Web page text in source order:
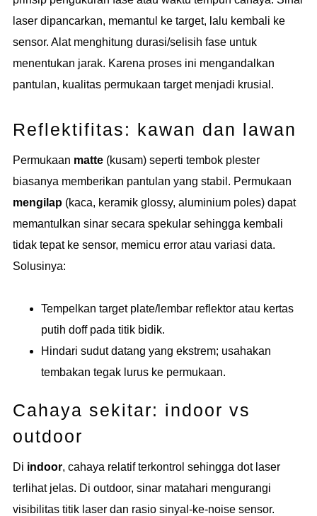
laser dipancarkan, memantul ke target, lalu kembali ke
sensor. Alat menghitung durasi/selisih fase untuk
menentukan jarak. Karena proses ini mengandalkan
pantulan, kualitas permukaan target menjadi krusial.
Reflektifitas: kawan dan lawan
Permukaan matte (kusam) seperti tembok plester
biasanya memberikan pantulan yang stabil. Permukaan
mengilap (kaca, keramik glossy, aluminium poles) dapat
memantulkan sinar secara spekular sehingga kembali
tidak tepat ke sensor, memicu error atau variasi data.
Solusinya:
Tempelkan target plate/lembar reflektor atau kertas
putih doff pada titik bidik.
Hindari sudut datang yang ekstrem; usahakan
tembakan tegak lurus ke permukaan.
Cahaya sekitar: indoor vs
outdoor
Di indoor, cahaya relatif terkontrol sehingga dot laser
terlihat jelas. Di outdoor, sinar matahari mengurangi
visibilitas titik laser dan rasio sinyal-ke-noise sensor.